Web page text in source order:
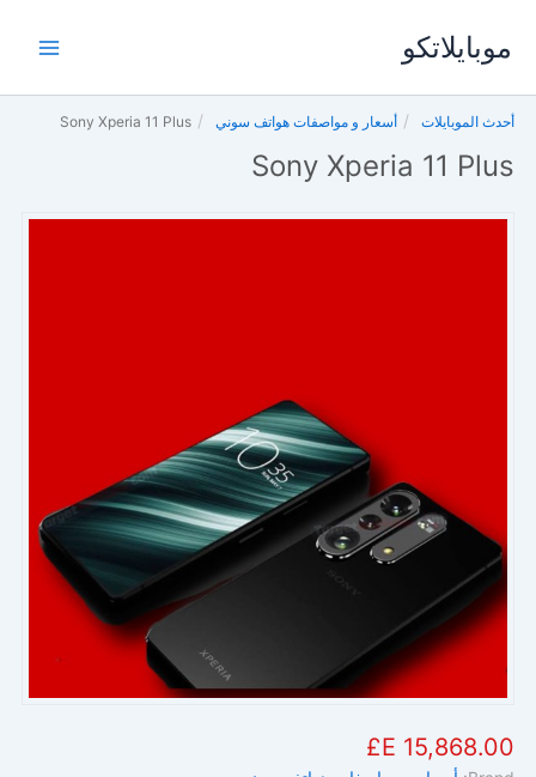
المحتوى
موبايلاتكو
أحدث الموبايلات أسعار و مواصفات هواتف سوني Sony Xperia 11 Plus
Sony Xperia 11 Plus
15,868.00 E£